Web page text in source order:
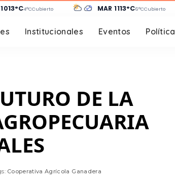
13°C4°CCubierto MAR 1113°C6°CCubierto
Institucionales Eventos Política
DE LA
Cooperativa Agrícola Ganadera